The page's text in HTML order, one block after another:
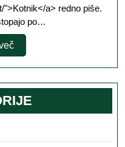
">Kotnik</a> redno piše.
po…
Preberi
več